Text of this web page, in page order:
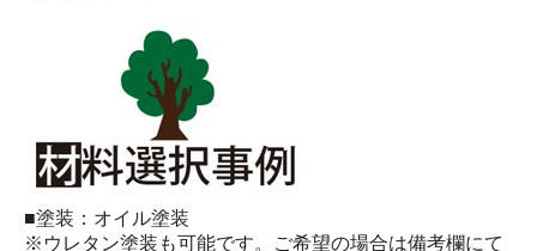
■塗装：オイル塗装
※ウレタン塗装も可能です。ご希望の場合は備考欄にて